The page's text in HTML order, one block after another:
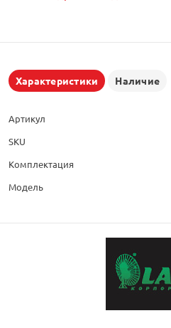
Характеристики Наличие
Артикул
SKU
Комплектация
Модель